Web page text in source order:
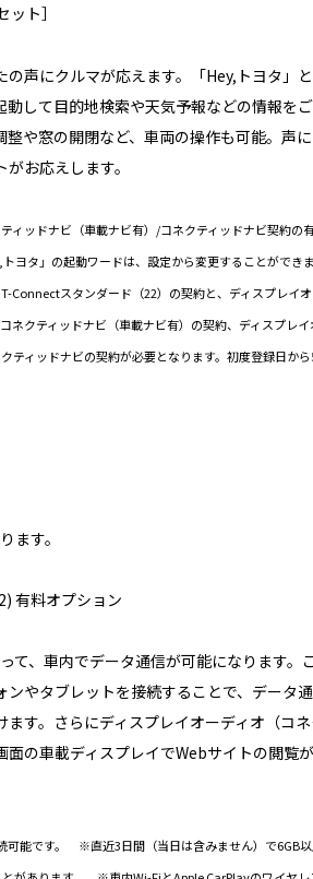
ット］
の声にクルマが応えます。「Hey,トヨタ」
動して目的地検索や天気予報などの情報を
や窓の開閉など、車両の操作も可能。声
お応えします。
ッドナビ（車載ナビ有）/コネクティッドナビ契約の
ヨタ」の起動ワードは、設定から変更することができ
Connectスタンダード（22）の契約と、ディスプレイ
ネクティッドナビ（車載ナビ有）の契約、ディスプレイ
ティッドナビの契約が必要となります。初度登録日か
ます。
有料オプション
て、車内でデータ通信が可能になります。
ンやタブレットを接続することで、データ
す。さらにディスプレイオーディオ（コ
面の車載ディスプレイでWebサイトの閲覧
可能です。 ※直近3日間（当日は含みません）で6GB